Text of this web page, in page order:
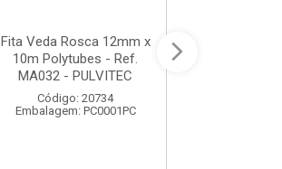
Fita Veda Rosca 12mm x
10m Polytubes - Ref.
MA032 - PULVITEC
Código: 20734
Embalagem: PC0001PC